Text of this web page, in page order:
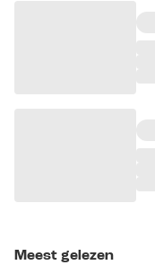
Meest gelezen